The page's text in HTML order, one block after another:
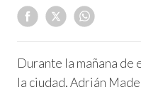
Durante la mañana
la ciudad, Adrián